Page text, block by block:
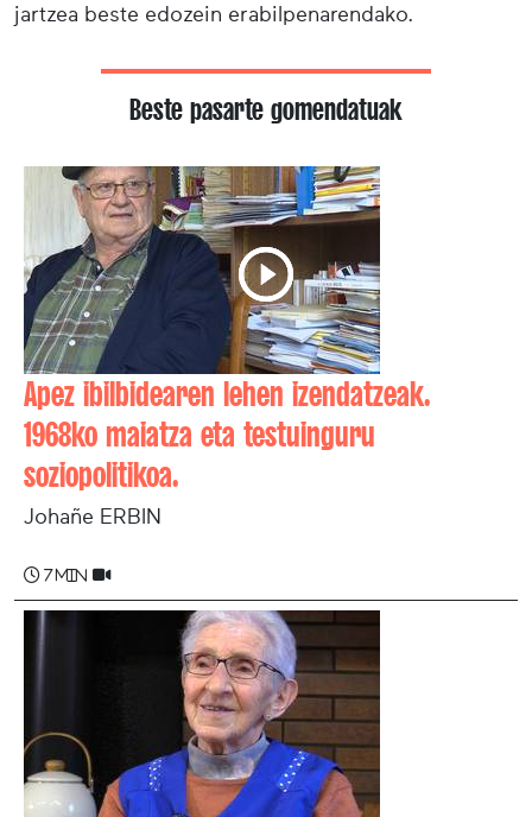
jartzea beste edozein erabilpenarendako.
Beste pasarte gomendatuak
Apez ibilbidearen lehen izendatzeak.
1968ko maiatza eta testuinguru
soziopolitikoa.
Johañe ERBIN
7 min